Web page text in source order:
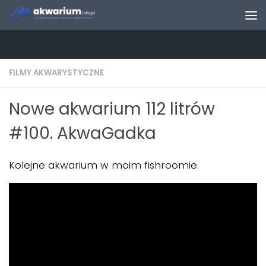
Skip to content
FILMY AKWARYSTYCZNE
Nowe akwarium 112 litrów
#100. AkwaGadka
Kolejne akwarium w moim fishroomie.